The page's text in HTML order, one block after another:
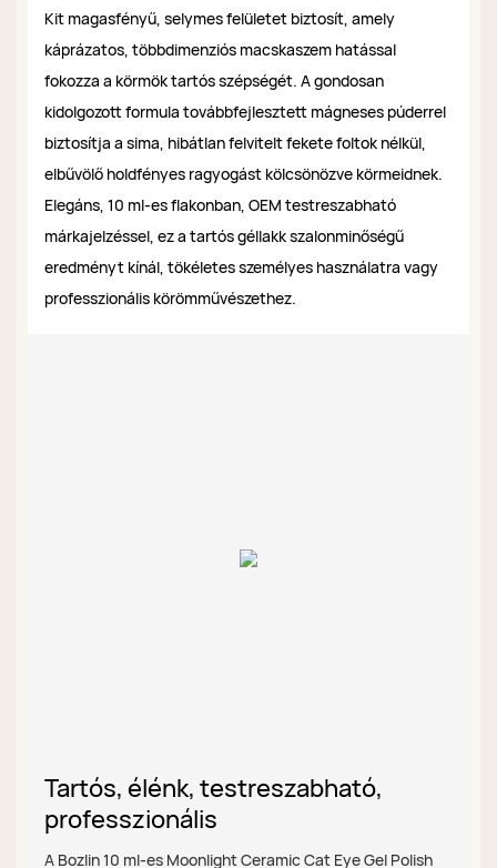
Kit magasfényű, selymes felületet biztosít, amely
káprázatos, többdimenziós macskaszem hatással
fokozza a körmök tartós szépségét. A gondosan
kidolgozott formula továbbfejlesztett mágneses púderrel
biztosítja a sima, hibátlan felvitelt fekete foltok nélkül,
elbűvölő holdfényes ragyogást kölcsönözve körmeidnek.
Elegáns, 10 ml-es flakonban, OEM testreszabható
márkajelzéssel, ez a tartós géllakk szalonminőségű
eredményt kínál, tökéletes személyes használatra vagy
professzionális körömművészethez.
Tartós, élénk, testreszabható,
professzionális
A Bozlin 10 ml-es Moonlight Ceramic Cat Eye Gel Polish